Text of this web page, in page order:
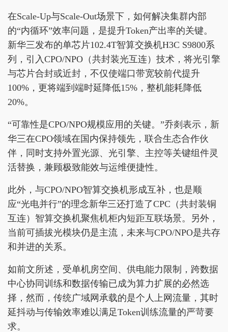
在Scale-Up与Scale-Out场景下，如何解决集群内部
的“内循环”效率问题，是提升Token产出率的关键。
新华三发布的单芯片102.4T智算交换机H3C S9800系
列，引入CPO/NPO（共封装光互连）技术，将光引擎
与芯片合封或近封，不仅使端口带宽较前代提升
100%，更将端到端时延降低15%，整机能耗降低
20%。
“可靠性是CPO/NPO规模应用的关键。”乔剡表示，新
华三在CPO领域在国内保持领先，联合生态合作伙
伴，同时支持外置光源、光引擎、主控等关键组件灵
活替换，兼顾极致能效与运维便捷性。
此外，与CPO/NPO智算交换机形成互补，也是顺
应“光电并行”的理念新华三还打造了CPC（共封装铜
互连）智算交换机聚焦机柜内短距互联场景。另外，
当前可插拔光模块仍是主流，未来与CPO/NPO是共存
和并进的关系。
如前文所述，受单机房空间、供电能力限制，跨数据
中心协同训练和数据传输已成为算力扩展的必然选
择，然而，传统广域网承载的是个人上网流量，其时
延抖动与传输效率难以满足Token训练流量的严苛要
求。